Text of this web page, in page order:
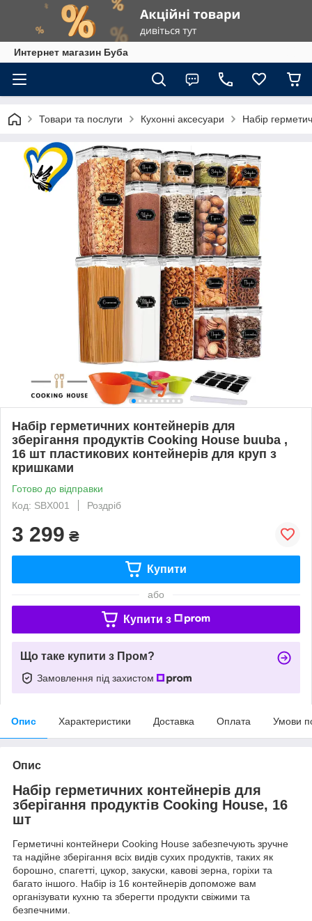
Интернет магазин Буба
Товари та послуги Кухонні аксесуари Набір
Набір герметичних контейнерів для
зберігання продуктів Cooking House buuba ,
16 шт пластикових контейнерів для круп з
кришками
Готово до відправки
Код: SBX001
Роздріб
3 299 ₴
Купити
або
Купити з
Що таке купити з Пром?
Замовлення під захистом
Опис Характеристики Доставка Оплата Умови
Опис
Набір герметичних контейнерів для
зберігання продуктів Cooking House, 16
шт
Герметичні контейнери Cooking House забезпечують зручне
та надійне зберігання всіх видів сухих продуктів, таких як
борошно, спагетті, цукор, закуски, кавові зерна, горіхи та
багато іншого. Набір із 16 контейнерів допоможе вам
організувати кухню та зберегти продукти свіжими та
безпечними.